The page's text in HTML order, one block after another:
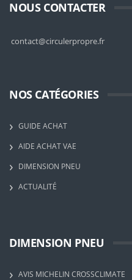
NOUS CONTACTER
contact@circulerpropre.fr
NOS CATÉGORIES
GUIDE ACHAT
AIDE ACHAT VAE
DIMENSION PNEU
ACTUALITÉ
DIMENSION PNEU
AVIS MICHELIN CROSSCLIMATE